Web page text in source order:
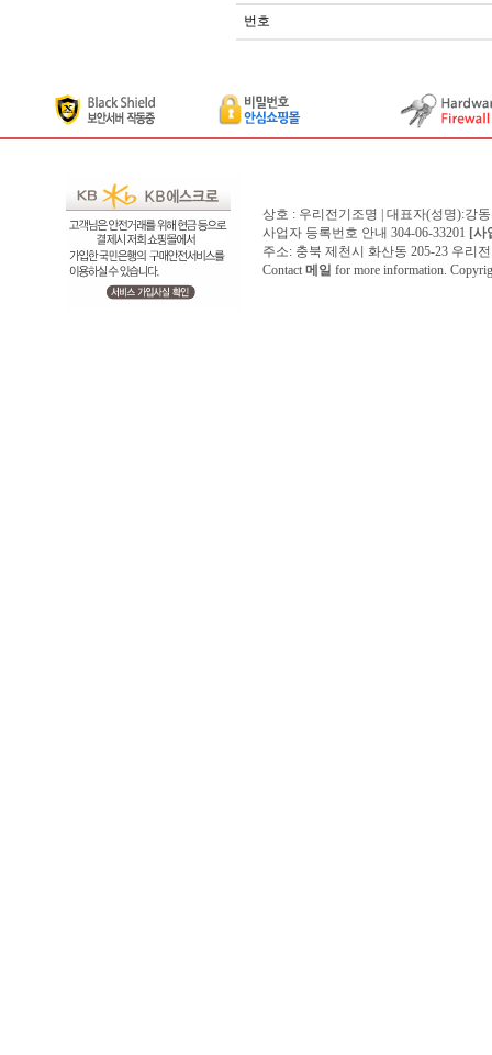
번호
상호 : 우리전기조명 | 대표자(성명):강
사업자 등록번호 안내 304-06-33201 [사
주소: 충북 제천시 화산동 205-23 우리
Contact 메일 for more information.